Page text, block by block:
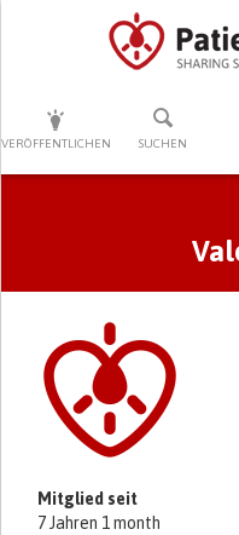
VERÖFFENTLICHEN SUCHEN
DRÜCKEN SIE AUF
Primary tabs
Mitglied seit
7 Jahren 1 month